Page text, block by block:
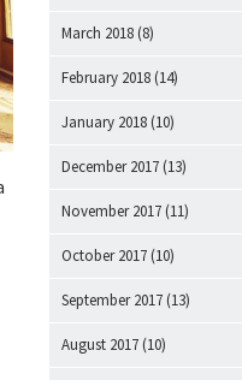
March 2018 (8)
February 2018 (14)
January 2018 (10)
December 2017 (13)
November 2017 (11)
October 2017 (10)
September 2017 (13)
August 2017 (10)